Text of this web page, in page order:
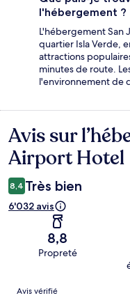
l'hébergement ?
L'hébergement San
quartier Isla Verde,
attractions
minutes de route.
l'environnement de
Avis
Avis sur
Airport Hotel
8,4 Très bien
6'032 avis
8,8
Propreté
Avis
Avis vérifié